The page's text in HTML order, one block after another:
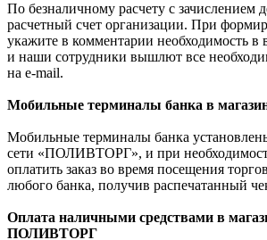
По безналичному расчету с зачислением
расчетный счет организации. При
укажите в комментарии необходимость в
и наши сотрудники вышлют все
на e-mail.
Мобильные терминалы банка в
Мобильные терминалы банка
сети «ПОЛИВТОРГ», и при
оплатить заказ во время посещения
любого банка, получив распечатанный
Оплата наличными средствами в
ПОЛИВТОРГ